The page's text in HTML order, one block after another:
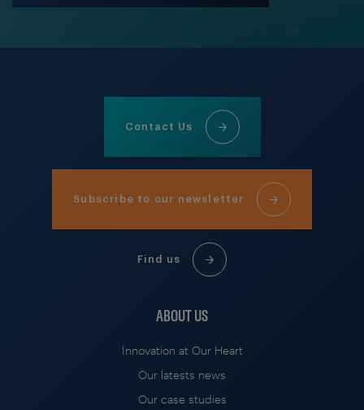
Contact Us
Subscribe to our newsletter
Find us
ABOUT US
Innovation at Our Heart
Our latests news
Our case studies